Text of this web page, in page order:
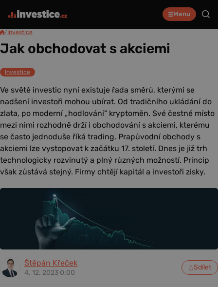
Menu
/Investice
Jak obchodovat s akciemi
Investice
Ve světě investic nyní existuje řada směrů, kterými se
nadšení investoři mohou ubírat. Od tradičního ukládání do
zlata, po moderní „hodlování“ kryptoměn. Své čestné místo
mezi nimi rozhodně drží i obchodování s akciemi, kterému
se často jednoduše říká trading. Prapůvodní obchody s
akciemi lze vystopovat k začátku 17. století. Dnes je již trh
technologicky rozvinutý a plný různých možností. Princip
však zůstává stejný. Firmy chtějí kapitál a investoři zisky.
Štěpán Křeček
4. 12. 2023 0:00
Sdílet